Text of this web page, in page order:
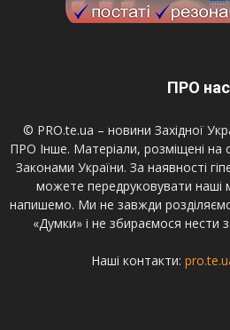
ПРО нас
© PRO.te.ua – новини Західної
ПРО Інше. Матеріали, розміщені на
Законами України. За наявності
можете передруковувати наші
напишемо. Ми не завжди
«Думки» і не збираємося нести
Наші контакти: